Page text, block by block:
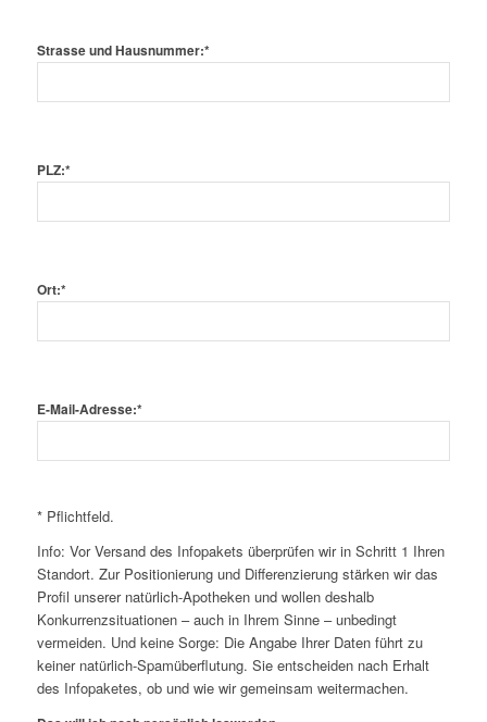
Strasse und Hausnummer:*
PLZ:*
Ort:*
E-Mail-Adresse:*
* Pflichtfeld.
Info: Vor Versand des Infopakets überprüfen wir in Schritt 1 Ihren
Standort. Zur Positionierung und Differenzierung stärken wir das
Profil unserer natürlich-Apotheken und wollen deshalb
Konkurrenzsituationen – auch in Ihrem Sinne – unbedingt
vermeiden. Und keine Sorge: Die Angabe Ihrer Daten führt zu
keiner natürlich-Spamüberflutung. Sie entscheiden nach Erhalt
des Infopaketes, ob und wie wir gemeinsam weitermachen.